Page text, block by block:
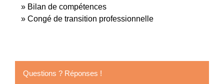
Bilan de compétences
Congé de transition professionnelle
Questions ? Réponses !